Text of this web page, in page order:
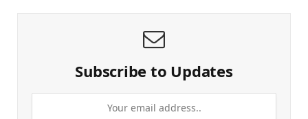
Subscribe to Updates